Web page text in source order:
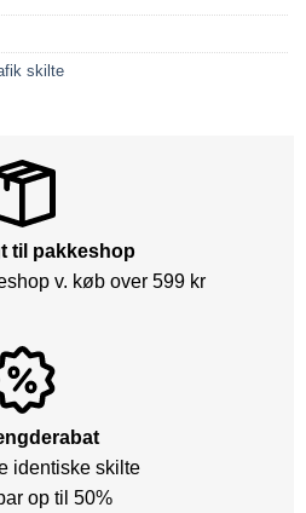
skilte
til pakkeshop
v. køb over 599 kr
identiske skilte
op til 50%